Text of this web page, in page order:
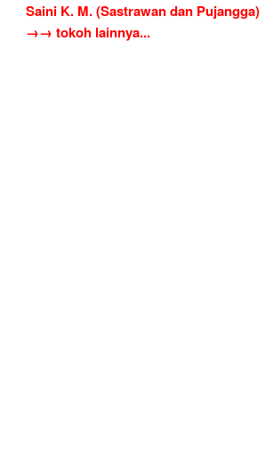
Saini K. M. (Sastrawan dan Pujangga)
→→ tokoh lainnya...